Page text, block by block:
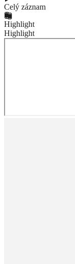
Celý záznam
Highlight
Highlight